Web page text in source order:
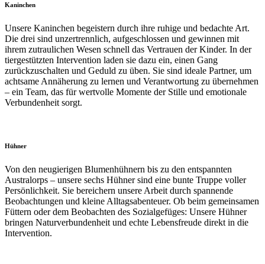
Kaninchen
Unsere Kaninchen begeistern durch ihre ruhige und bedachte Art.
Die drei sind unzertrennlich, aufgeschlossen und gewinnen mit
ihrem zutraulichen Wesen schnell das Vertrauen der Kinder. In der
tiergestützten Intervention laden sie dazu ein, einen Gang
zurückzuschalten und Geduld zu üben. Sie sind ideale Partner, um
achtsame Annäherung zu lernen und Verantwortung zu übernehmen
– ein Team, das für wertvolle Momente der Stille und emotionale
Verbundenheit sorgt.
Hühner
Von den neugierigen Blumenhühnern bis zu den entspannten
Australorps – unsere sechs Hühner sind eine bunte Truppe voller
Persönlichkeit. Sie bereichern unsere Arbeit durch spannende
Beobachtungen und kleine Alltagsabenteuer. Ob beim gemeinsamen
Füttern oder dem Beobachten des Sozialgefüges: Unsere Hühner
bringen Naturverbundenheit und echte Lebensfreude direkt in die
Intervention.